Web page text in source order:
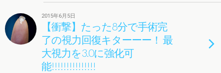
2015年6月5日
【衝撃】たった8分で手術完
了の視力回復キターーー！ 最
大視力を3.0に強化可
能!!!!!!!!!!!!!!!